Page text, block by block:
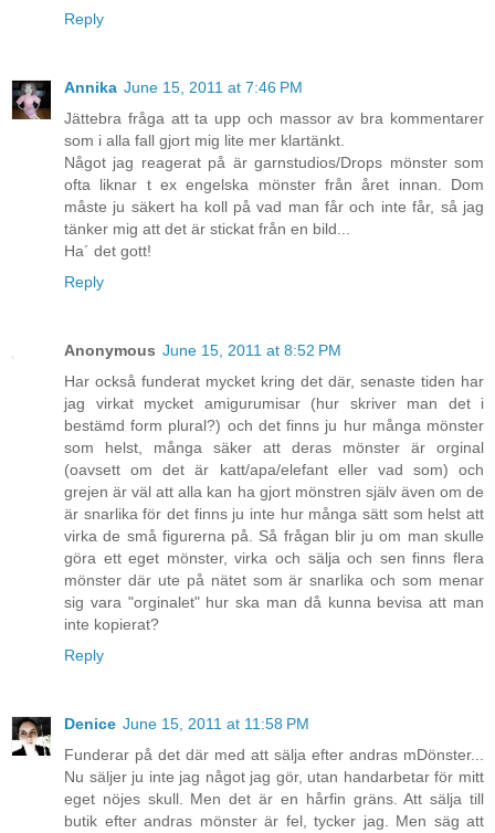
Reply
Annika June 15, 2011 at 7:46 PM
Jättebra fråga att ta upp och massor av bra kommentarer
som i alla fall gjort mig lite mer klartänkt.
Något jag reagerat på är garnstudios/Drops mönster som
ofta liknar t ex engelska mönster från året innan. Dom
måste ju säkert ha koll på vad man får och inte får, så jag
tänker mig att det är stickat från en bild...
Ha´ det gott!
Reply
Anonymous June 15, 2011 at 8:52 PM
Har också funderat mycket kring det där, senaste tiden har
jag virkat mycket amigurumisar (hur skriver man det i
bestämd form plural?) och det finns ju hur många mönster
som helst, många säker att deras mönster är orginal
(oavsett om det är katt/apa/elefant eller vad som) och
grejen är väl att alla kan ha gjort mönstren själv även om de
är snarlika för det finns ju inte hur många sätt som helst att
virka de små figurerna på. Så frågan blir ju om man skulle
göra ett eget mönster, virka och sälja och sen finns flera
mönster där ute på nätet som är snarlika och som menar
sig vara "orginalet" hur ska man då kunna bevisa att man
inte kopierat?
Reply
Denice June 15, 2011 at 11:58 PM
Funderar på det där med att sälja efter andras mDönster...
Nu säljer ju inte jag något jag gör, utan handarbetar för mitt
eget nöjes skull. Men det är en hårfin gräns. Att sälja till
butik efter andras mönster är fel, tycker jag. Men säg att